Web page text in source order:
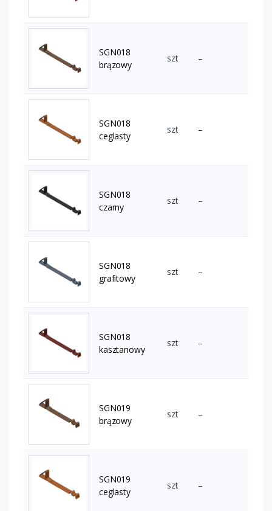
SGN018
brązowy
szt –
SGN018
ceglasty
szt –
SGN018
czarny
szt –
SGN018
grafitowy
szt –
SGN018
kasztanowy
szt –
SGN019
brązowy
szt –
SGN019
ceglasty
szt –